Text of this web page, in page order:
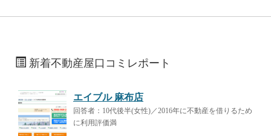
新着不動産屋口コミレポート
エイブル 麻布店
回答者：10代後半(女性)／2016年に不動産を借りるため
に利用評価満